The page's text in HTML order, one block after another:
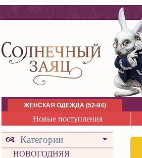
ЖЕНСКАЯ ОДЕЖДА (52-84)
Новые поступления
Категории
НОВОГОДНЯЯ